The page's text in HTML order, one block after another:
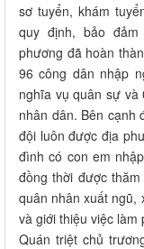
sơ tuyển, khám
quy định, bảo
phương đã hoàn
96 công dân nhập
nghĩa vụ quân sự và
nhân dân. Bên cạnh
đội luôn được địa
đình có con em
đồng thời được
quân nhân xuất ngũ,
và giới thiệu việc làm
Quán triệt chủ